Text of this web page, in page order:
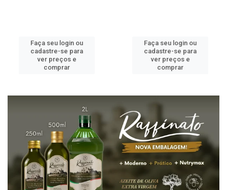
Faça seu login ou
cadastre-se para
ver preços e
comprar
Faça seu login ou
cadastre-se para
ver preços e
comprar